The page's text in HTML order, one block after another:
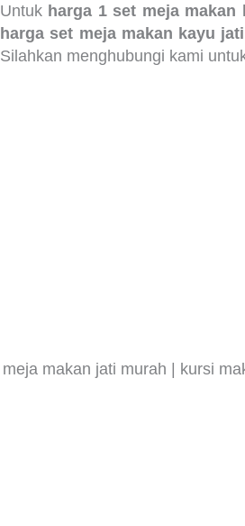
Untuk harga 1 set meja makan
harga set meja makan kayu
Silahkan menghubungi kami
meja makan jati murah | kursi